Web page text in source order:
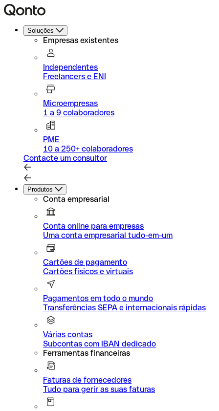
Soluções
Empresas existentes
Independentes
Freelancers e ENI
Microempresas
1 a 9 colaboradores
PME
10 a 250+ colaboradores
Contacte um consultor
Produtos
Conta empresarial
Conta online para empresas
Uma conta empresarial tudo-em-um
Cartões de pagamento
Cartões físicos e virtuais
Pagamentos em todo o mundo
Transferências SEPA e internacionais rápidas
Várias contas
Subcontas com IBAN dedicado
Ferramentas financeiras
Faturas de fornecedores
Tudo para gerir as suas faturas